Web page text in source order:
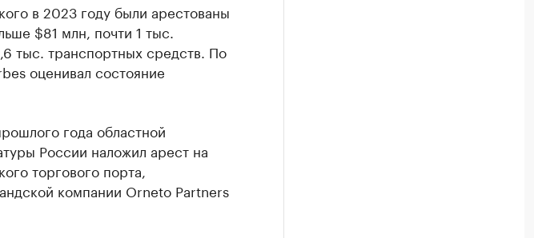
в 2023 году были арестованы
$81 млн, почти 1 тыс.
тыс. транспортных средств. По
оценивал состояние
года областной
России наложил арест на
торгового порта,
компании Orneto Partners